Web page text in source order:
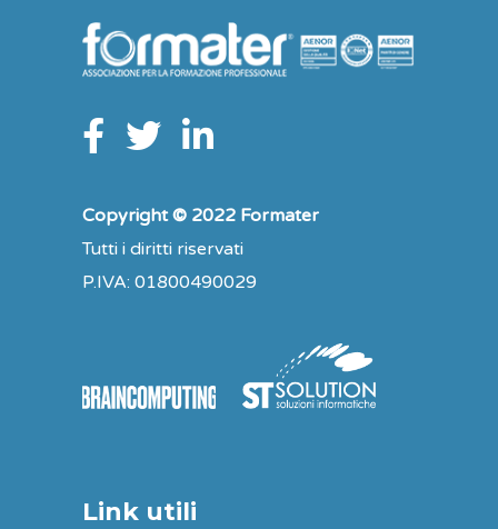
Copyright © 2022 Formater
Tutti i diritti riservati
P.IVA: 01800490029
Link utili